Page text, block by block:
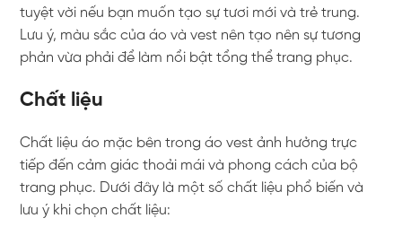
tuyệt vời nếu bạn muốn tạo sự tươi mới và trẻ trung.
Lưu ý, màu sắc của áo và vest nên tạo nên sự tương
phản vừa phải để làm nổi bật tổng thể trang phục.
Chất liệu
Chất liệu áo mặc bên trong áo vest ảnh hưởng trực
tiếp đến cảm giác thoải mái và phong cách của bộ
trang phục. Dưới đây là một số chất liệu phổ biến và
lưu ý khi chọn chất liệu: